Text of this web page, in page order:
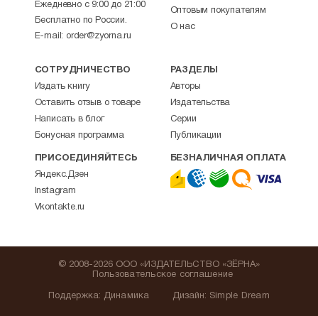
Ежедневно с 9:00 до 21:00
Бесплатно по России.
E-mail: order@zyorna.ru
Оптовым покупателям
О нас
СОТРУДНИЧЕСТВО
Издать книгу
Оставить отзыв о товаре
Написать в блог
Бонусная программа
РАЗДЕЛЫ
Авторы
Издательства
Серии
Публикации
ПРИСОЕДИНЯЙТЕСЬ
Яндекс.Дзен
Instagram
Vkontakte.ru
БЕЗНАЛИЧНАЯ ОПЛАТА
Поддержка: Динамика
© 2008-2026 ООО «ИЗДАТЕЛЬСТВО «ЗЁРНА»
Пользовательское соглашение
Дизайн: Simple Dream